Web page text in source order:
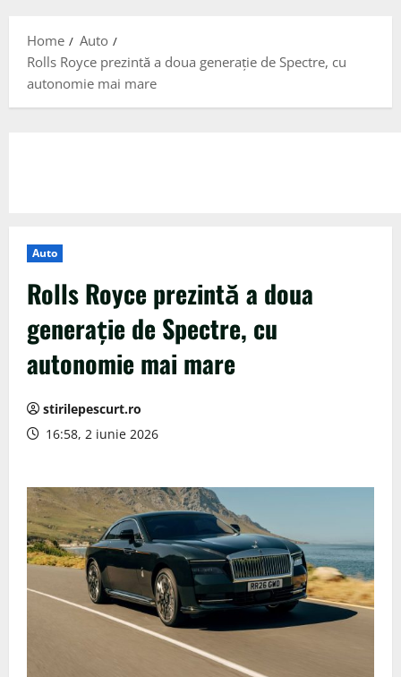
Home
Auto
Rolls Royce prezintă a doua generație de Spectre, cu
autonomie mai mare
Auto
Rolls Royce prezintă a doua
generație de Spectre, cu
autonomie mai mare
stirilepescurt.ro
16:58, 2 iunie 2026